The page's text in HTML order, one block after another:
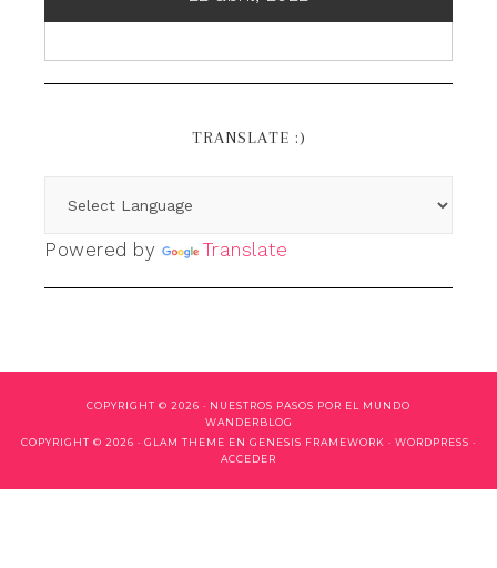
TRANSLATE :)
Powered by Translate
COPYRIGHT © 2026 · NUESTROS PASOS POR EL MUNDO
WANDERBLOG
COPYRIGHT © 2026 · GLAM THEME EN GENESIS FRAMEWORK · WORDPRESS ·
ACCEDER